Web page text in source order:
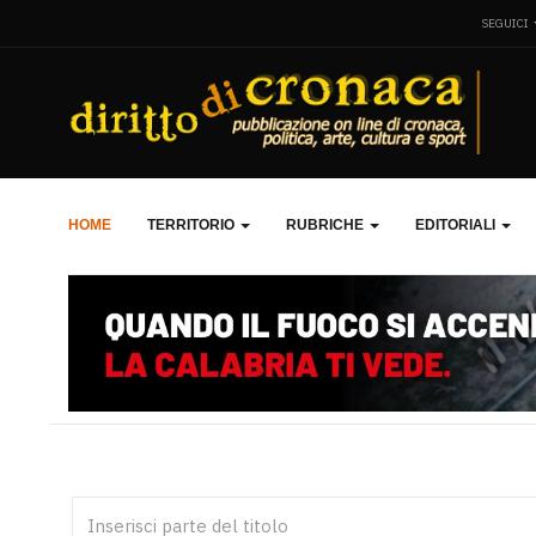
SEGUICI
HOME TERRITORIO RUBRICHE EDITORIALI